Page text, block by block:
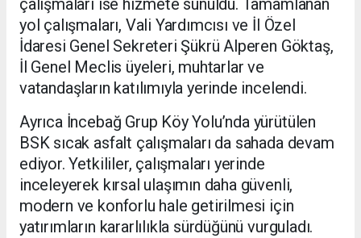
çalışmaları ise hizmete sunuldu. Tamamlanan
yol çalışmaları, Vali Yardımcısı ve İl Özel
İdaresi Genel Sekreteri Şükrü Alperen Göktaş,
İl Genel Meclis üyeleri, muhtarlar ve
vatandaşların katılımıyla yerinde incelendi.
Ayrıca İncebağ Grup Köy Yolu’nda yürütülen
BSK sıcak asfalt çalışmaları da sahada devam
ediyor. Yetkililer, çalışmaları yerinde
inceleyerek kırsal ulaşımın daha güvenli,
modern ve konforlu hale getirilmesi için
yatırımların kararlılıkla sürdüğünü vurguladı.